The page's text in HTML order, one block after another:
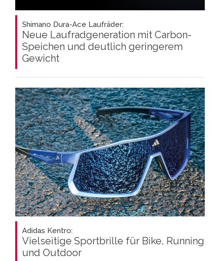
Shimano Dura-Ace Laufräder:
Neue Laufradgeneration mit Carbon-
Speichen und deutlich geringerem
Gewicht
Adidas Kentro:
Vielseitige Sportbrille für Bike, Running
und Outdoor